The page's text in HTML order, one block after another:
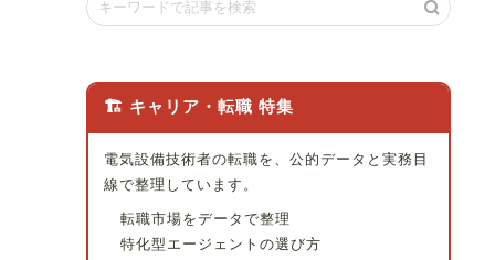
🏗 キャリア・転職 特集
電気設備技術者の転職を、公的データと実務目
線で整理しています。
転職市場をデータで整理
特化型エージェントの選び方